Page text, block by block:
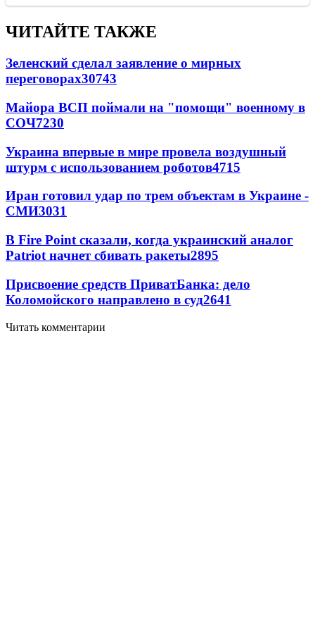
ЧИТАЙТЕ ТАКЖЕ
Зеленский сделал заявление о мирных
переговорах30743
Майора ВСП поймали на "помощи" военному в
СОЧ7230
Украина впервые в мире провела воздушный
штурм с использованием роботов4715
Иран готовил удар по трем объектам в Украине -
СМИ3031
В Fire Point сказали, когда украинский аналог
Patriot начнет сбивать ракеты2895
Присвоение средств ПриватБанка: дело
Коломойского направлено в суд2641
Читать комментарии